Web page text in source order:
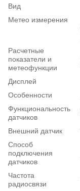
Вид
Метео измерения
Расчетные
показатели и
метеофункции
Дисплей
Особенности
Функциональность
датчиков
Внешний датчик
Способ
подключения
датчиков
Частота
радиосвязи